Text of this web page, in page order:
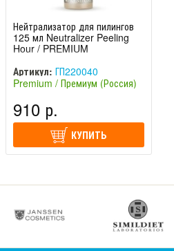
Нейтрализатор для пилингов
125 мл Neutralizer Peeling
Hour / PREMIUM
Артикул: ГП220040
Premium / Премиум (Россия)
910 р.
КУПИТЬ